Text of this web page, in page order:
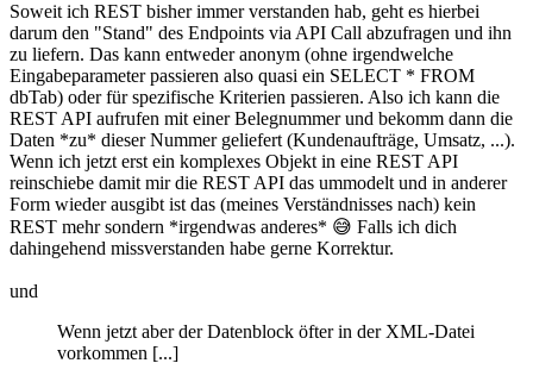
Soweit ich REST bisher immer verstanden hab, geht es hierbei
darum den "Stand" des Endpoints via API Call abzufragen und ihn
zu liefern. Das kann entweder anonym (ohne irgendwelche
Eingabeparameter passieren also quasi ein SELECT * FROM
dbTab) oder für spezifische Kriterien passieren. Also ich kann die
REST API aufrufen mit einer Belegnummer und bekomm dann die
Daten *zu* dieser Nummer geliefert (Kundenaufträge, Umsatz, ...).
Wenn ich jetzt erst ein komplexes Objekt in eine REST API
reinschiebe damit mir die REST API das ummodelt und in anderer
Form wieder ausgibt ist das (meines Verständnisses nach) kein
REST mehr sondern *irgendwas anderes* 😅 Falls ich dich
dahingehend missverstanden habe gerne Korrektur.
und
Wenn jetzt aber der Datenblock öfter in der XML-Datei
vorkommen [...]